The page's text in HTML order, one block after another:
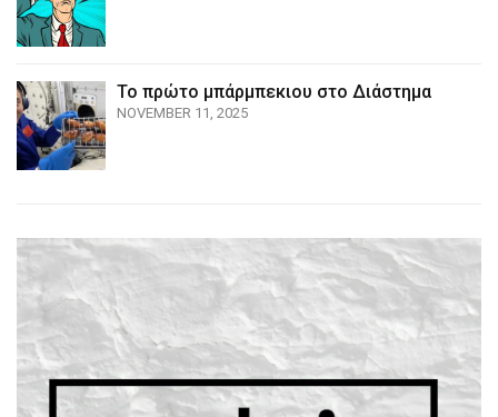
Το πρώτο μπάρμπεκιου στο Διάστημα
NOVEMBER 11, 2025